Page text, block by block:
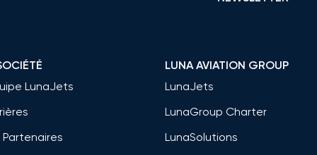
LunaJets
Partenaires
LUNA AVIATION GROUP
LunaJets
LunaGroup Charter
LunaSolutions